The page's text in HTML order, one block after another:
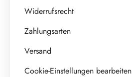
Widerrufsrecht
Zahlungsarten
Versand
Cookie-Einstellungen bearbeiten